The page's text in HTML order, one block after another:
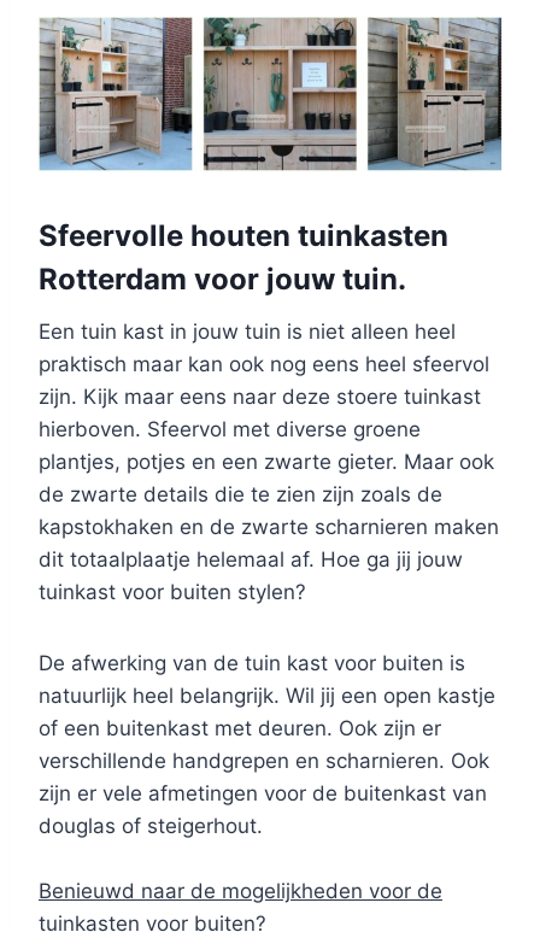
Sfeervolle houten tuinkasten
Rotterdam voor jouw tuin.
Een tuin kast in jouw tuin is niet alleen heel
praktisch maar kan ook nog eens heel sfeervol
zijn. Kijk maar eens naar deze stoere tuinkast
hierboven. Sfeervol met diverse groene
plantjes, potjes en een zwarte gieter. Maar ook
de zwarte details die te zien zijn zoals de
kapstokhaken en de zwarte scharnieren maken
dit totaalplaatje helemaal af. Hoe ga jij jouw
tuinkast voor buiten stylen?
De afwerking van de tuin kast voor buiten is
natuurlijk heel belangrijk. Wil jij een open kastje
of een buitenkast met deuren. Ook zijn er
verschillende handgrepen en scharnieren. Ook
zijn er vele afmetingen voor de buitenkast van
douglas of steigerhout.
Benieuwd naar de mogelijkheden voor de
tuinkasten voor buiten?